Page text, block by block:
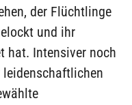
der Flüchtlinge
und ihr
hat. Intensiver noch